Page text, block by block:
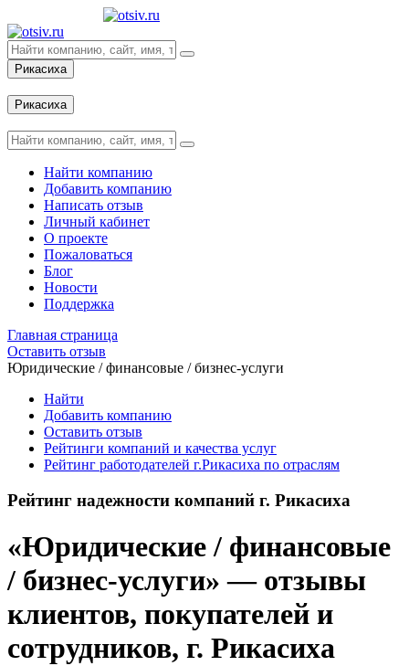
Рикасиха
Рикасиха
Найти компанию
Добавить компанию
Написать отзыв
Личный кабинет
О проекте
Пожаловаться
Блог
Новости
Поддержка
Главная страница
Оставить отзыв
Юридические / финансовые / бизнес-услуги
Найти
Добавить компанию
Оставить отзыв
Рейтинги компаний и качества услуг
Рейтинг работодателей г.Рикасиха по отраслям
Рейтинг надежности компаний г. Рикасиха
«Юридические / финансовые
/ бизнес-услуги» — отзывы
клиентов, покупателей и
сотрудников, г. Рикасиха